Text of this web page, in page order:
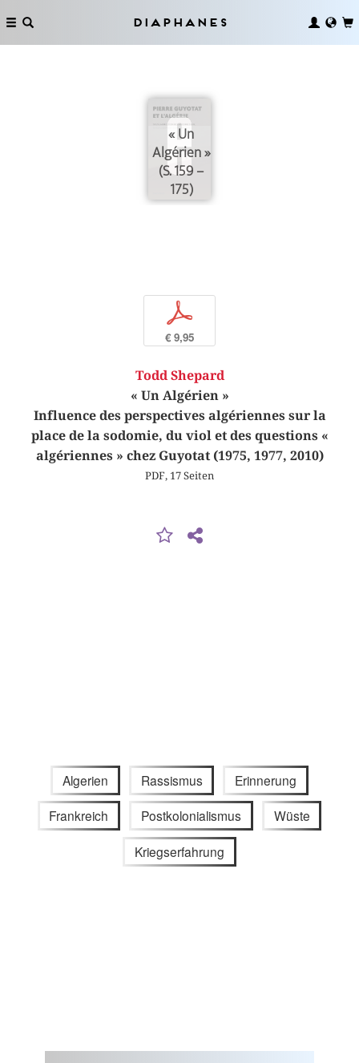
Diaphanes
« Un
Algérien »
(S. 159 –
175)
p
€ 9,95
Todd Shepard
« Un Algérien »
Influence des perspectives algériennes sur la
place de la sodomie, du viol et des questions «
algériennes » chez Guyotat (1975, 1977, 2010)
PDF, 17 Seiten
Algerien Rassismus Erinnerung
Frankreich Postkolonialismus Wüste
Kriegserfahrung